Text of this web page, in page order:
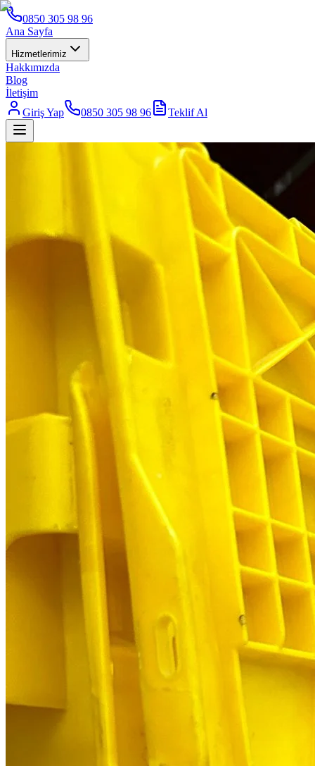
0850 305 98 96
Ana Sayfa
Hizmetlerimiz
Hakkımızda
Blog
İletişim
Giriş Yap
0850 305 98 96 Teklif Al